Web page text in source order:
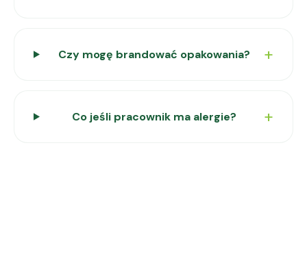
Czy mogę brandować opakowania?
Co jeśli pracownik ma alergie?